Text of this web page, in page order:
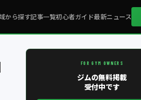
から探す記事一覧初心者ガイド最新ニュース
FOR GYM OWNERS
ジムの無料掲載
受付中です